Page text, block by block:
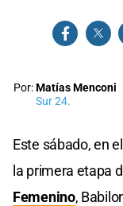
Por:Matías Menconi
Sur 24.
Este sábado, en
la primera etapa
Femenino,